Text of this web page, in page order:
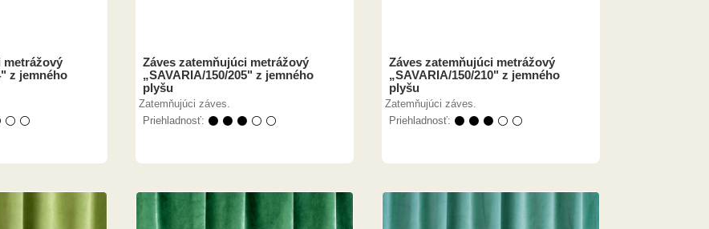
metrážový
z jemného
⚪ ⚪
Záves zatemňujúci metrážový
„SAVARIA/150/205" z jemného
plyšu
Zatemňujúci záves.
Priehladnosť: ⚫ ⚫ ⚫ ⚪ ⚪
Záves zatemňujúci metrážový
„SAVARIA/150/210" z jemného
plyšu
Zatemňujúci záves.
Priehladnosť: ⚫ ⚫ ⚫ ⚪ ⚪